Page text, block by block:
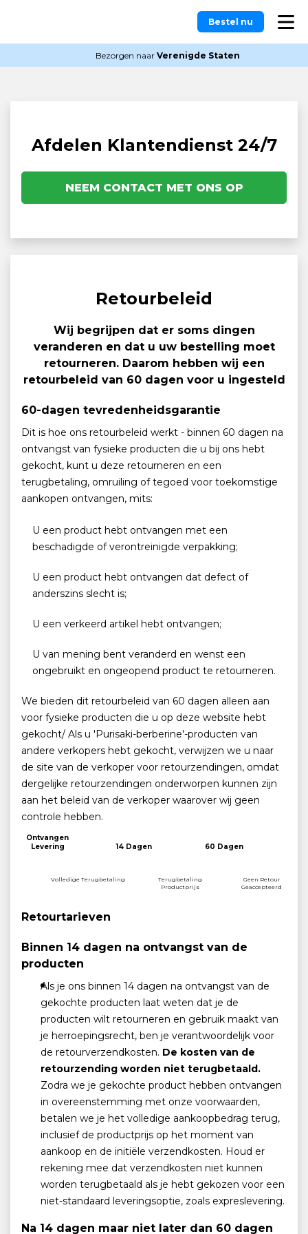
Bestel nu
Bezorgen naar Verenigde Staten
Afdelen Klantendienst 24/7
NEEM CONTACT MET ONS OP
Retourbeleid
Wij begrijpen dat er soms dingen
veranderen en dat u uw bestelling moet
retourneren. Daarom hebben wij een
retourbeleid van 60 dagen voor u ingesteld
60-dagen tevredenheidsgarantie
Dit is hoe ons retourbeleid werkt - binnen 60 dagen na
ontvangst van fysieke producten die u bij ons hebt
gekocht, kunt u deze retourneren en een
terugbetaling, omruiling of tegoed voor toekomstige
aankopen ontvangen, mits:
U een product hebt ontvangen met een
beschadigde of verontreinigde verpakking;
U een product hebt ontvangen dat defect of
anderszins slecht is;
U een verkeerd artikel hebt ontvangen;
U van mening bent veranderd en wenst een
ongebruikt en ongeopend product te retourneren.
We bieden dit retourbeleid van 60 dagen alleen aan
voor fysieke producten die u op deze website hebt
gekocht/ Als u 'Purisaki-berberine'-producten van
andere verkopers hebt gekocht, verwijzen we u naar
de site van de verkoper voor retourzendingen, omdat
dergelijke retourzendingen onderworpen kunnen zijn
aan het beleid van de verkoper waarover wij geen
controle hebben.
Ontvangen
Levering
14 Dagen 60 Dagen
Volledige Terugbetaling
Terugbetaling
Productprijs
Geen Retour
Geaccepteerd
Retourtarieven
Binnen 14 dagen na ontvangst van de
producten
Als je ons binnen 14 dagen na ontvangst van de
gekochte producten laat weten dat je de
producten wilt retourneren en gebruik maakt van
je herroepingsrecht, ben je verantwoordelijk voor
de retourverzendkosten. De kosten van de
retourzending worden niet terugbetaald.
Zodra we je gekochte product hebben ontvangen
in overeenstemming met onze voorwaarden,
betalen we je het volledige aankoopbedrag terug,
inclusief de productprijs op het moment van
aankoop en de initiële verzendkosten. Houd er
rekening mee dat verzendkosten niet kunnen
worden terugbetaald als je hebt gekozen voor een
niet-standaard leveringsoptie, zoals expreslevering.
Na 14 dagen maar niet later dan 60 dagen